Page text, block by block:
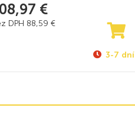
€
DPH 88,59 €
3-7 dní